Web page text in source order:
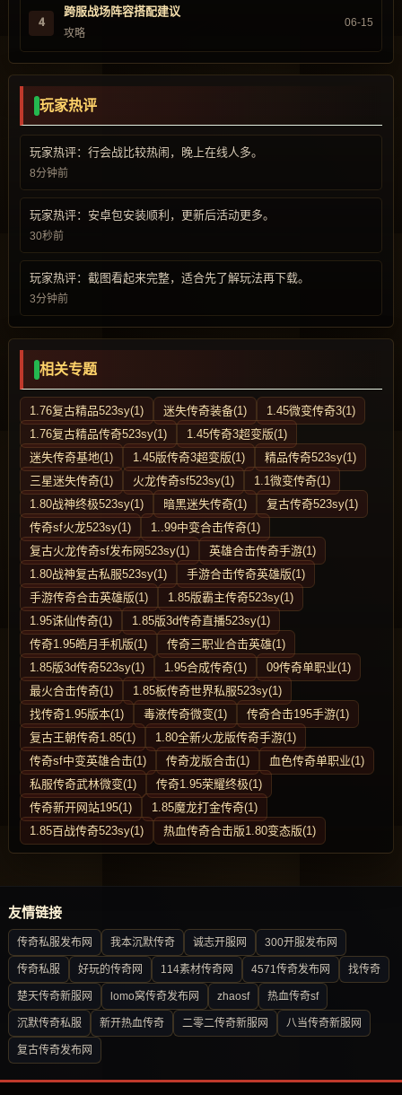
4
跨服战场阵容搭配建议
攻略
06-15
玩家热评
玩家热评：行会战比较热闹，晚上在线人多。
8分钟前
玩家热评：安卓包安装顺利，更新后活动更多。
30秒前
玩家热评：截图看起来完整，适合先了解玩法再下载。
3分钟前
相关专题
1.76复古精品523sy(1) 迷失传奇装备(1)
1.45微变传奇3(1)
1.76复古精品传奇523sy(1)
1.45传奇3超变版(1)
迷失传奇基地(1)
1.45版传奇3超变版(1)
精品传奇523sy(1)
三星迷失传奇(1)
火龙传奇sf523sy(1)
1.1微变传奇(1)
1.80战神终极523sy(1)
暗黑迷失传奇(1)
复古传奇523sy(1)
传奇sf火龙523sy(1)
1..99中变合击传奇(1)
复古火龙传奇sf发布网523sy(1)
英雄合击传奇手游(1)
1.80战神复古私服523sy(1)
手游合击传奇英雄版(1)
手游传奇合击英雄版(1)
1.85版霸主传奇523sy(1)
1.95诛仙传奇(1)
1.85版3d传奇直播523sy(1)
传奇1.95皓月手机版(1)
传奇三职业合击英雄(1)
1.85版3d传奇523sy(1)
1.95合成传奇(1)
09传奇单职业(1)
最火合击传奇(1)
1.85板传奇世界私服523sy(1)
找传奇1.95版本(1)
毒液传奇微变(1)
传奇合击195手游(1)
复古王朝传奇1.85(1)
1.80全新火龙版传奇手游(1)
传奇sf中变英雄合击(1)
传奇龙版合击(1)
血色传奇单职业(1)
私服传奇武林微变(1)
传奇1.95荣耀终极(1)
传奇新开网站195(1)
1.85魔龙打金传奇(1)
1.85百战传奇523sy(1)
热血传奇合击版1.80变态版(1)
友情链接
传奇私服发布网 我本沉默传奇 诚志开服网 300开服发布网
传奇私服 好玩的传奇网 114素材传奇网 4571传奇发布网 找传奇
楚天传奇新服网 lomo窝传奇发布网 zhaosf 热血传奇sf
沉默传奇私服 新开热血传奇 二零二传奇新服网 八当传奇新服网
复古传奇发布网